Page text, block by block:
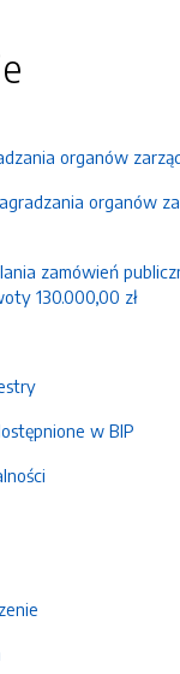
organów
organów
zamówień
130.000,00 zł
w BIP